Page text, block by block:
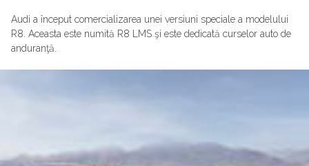
Audi a început comercializarea unei versiuni speciale a modelului
R8. Aceasta este numită R8 LMS şi este dedicată curselor auto de
anduranţă.